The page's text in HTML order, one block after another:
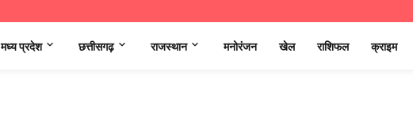
मध्‍य प्रदेश छत्तीसगढ़ राजस्थान मनोरंजन खेल राशिफल क्राइम